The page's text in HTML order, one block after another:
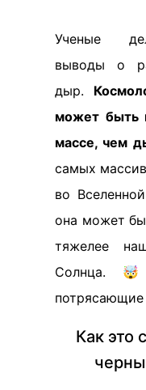
Ученые
выводы о
дыр.
может быть
массе, чем
самых
во
она может
тяжелее
Солнца. 🤯
Как это